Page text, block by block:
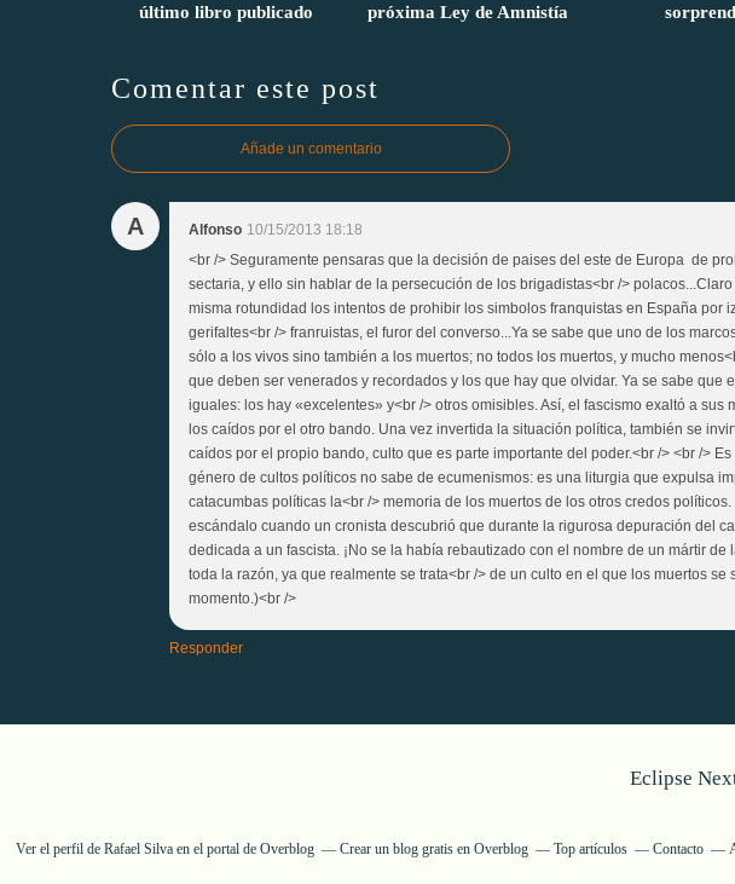
último libro publicado
próxima Ley de Amnistía
Comentar este post
Añade un comentario
A Alfonso 10/15/2013 18:18
<br /> Seguramente pensaras que la decisión de paises del este de Europa de
sectaria, y ello sin hablar de la persecución de los brigadistas<br />
misma rotundidad los intentos de prohibir los simbolos franquistas en España por
gerifaltes<br /> franruistas, el furor del converso...Ya se sabe que uno de los
sólo a los vivos sino también a los muertos; no todos los muertos, y mucho
que deben ser venerados y recordados y los que hay que olvidar. Ya se sabe que
iguales: los hay «excelentes» y<br /> otros omisibles. Así, el fascismo exaltó a sus
los caídos por el otro bando. Una vez invertida la situación política, también se
caídos por el propio bando, culto que es parte importante del poder.<br /> <br />
género de cultos políticos no sabe de ecumenismos: es una liturgia que expulsa
catacumbas políticas la<br /> memoria de los muertos de los otros credos
escándalo cuando un cronista descubrió que durante la rigurosa depuración del
dedicada a un fascista. ¡No se la había rebautizado con el nombre de un mártir
toda la razón, ya que realmente se trata<br /> de un culto en el que los muertos
momento.)<br />
Responder
Eclipse
Ver el perfil de Rafael Silvaen el portal de Overblog Crear un blog gratis en Overblog Top artículos Contacto